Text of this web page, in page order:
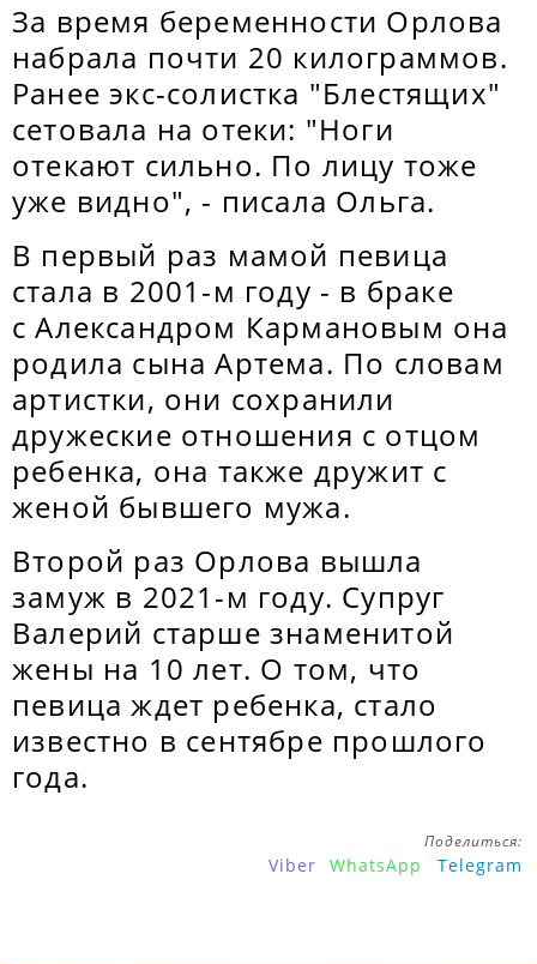
За время беременности Орлова
набрала почти 20 килограммов.
Ранее экс-солистка "Блестящих"
сетовала на отеки: "Ноги
отекают сильно. По лицу тоже
уже видно", - писала Ольга.
В первый раз мамой певица
стала в 2001-м году - в браке
с Александром Кармановым она
родила сына Артема. По словам
артистки, они сохранили
дружеские отношения с отцом
ребенка, она также дружит с
женой бывшего мужа.
Второй раз Орлова вышла
замуж в 2021-м году. Супруг
Валерий старше знаменитой
жены на 10 лет. О том, что
певица ждет ребенка, стало
известно в сентябре прошлого
года.
Поделиться:
Viber WhatsApp Telegram